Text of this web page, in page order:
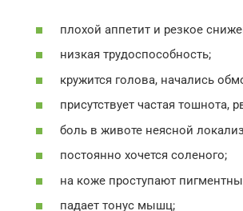
плохой аппетит и резкое
низкая трудоспособность;
кружится голова, начались
присутствует частая тошнота,
боль в животе неясной
постоянно хочется соленого;
на коже проступают
падает тонус мышц;